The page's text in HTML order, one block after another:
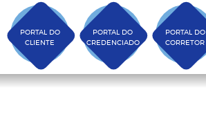
PORTAL DO
CLIENTE
PORTAL DO
CREDENCIADO
PORTAL DO
CORRETOR